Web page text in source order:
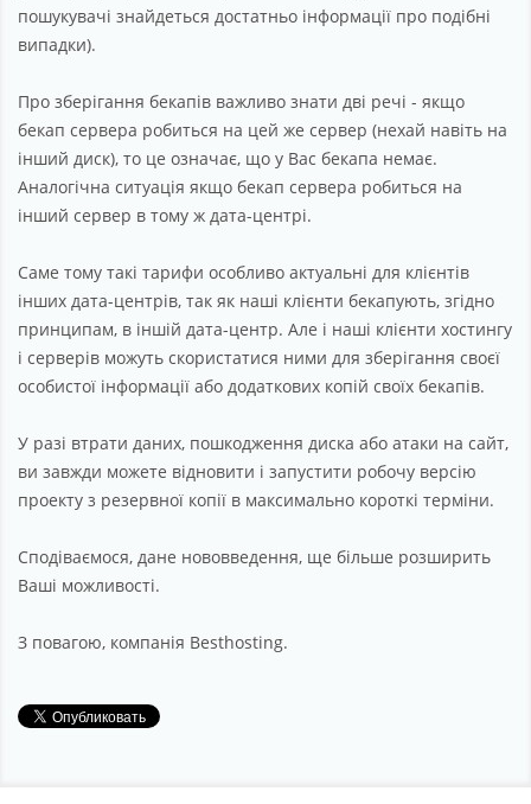
пошукувачі знайдеться достатньо інформації про подібні
випадки).
Про зберігання бекапів важливо знати дві речі - якщо
бекап сервера робиться на цей же сервер (нехай навіть на
інший диск), то це означає, що у Вас бекапа немає.
Аналогічна ситуація якщо бекап сервера робиться на
інший сервер в тому ж дата-центрі.
Саме тому такі тарифи особливо актуальні для клієнтів
інших дата-центрів, так як наші клієнти бекапують, згідно
принципам, в іншій дата-центр. Але і наші клієнти хостингу
і серверів можуть скористатися ними для зберігання своєї
особистої інформації або додаткових копій своїх бекапів.
У разі втрати даних, пошкодження диска або атаки на сайт,
ви завжди можете відновити і запустити робочу версію
проекту з резервної копії в максимально короткі терміни.
Сподіваємося, дане нововведення, ще більше розширить
Ваші можливості.
З повагою, компанія Besthosting.